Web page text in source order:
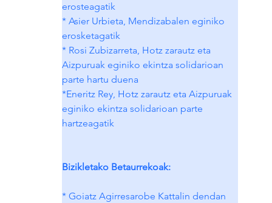
erosteagatik
* Asier Urbieta, Mendizabalen eginiko
erosketagatik
* Rosi Zubizarreta, Hotz zarautz eta
Aizpuruak eginiko ekintza solidarioan
parte hartu duena
*Eneritz Rey, Hotz zarautz eta Aizpuruak
eginiko ekintza solidarioan parte
hartzeagatik
Bizikletako Betaurrekoak:
* Goiatz Agirresarobe Kattalin dendan